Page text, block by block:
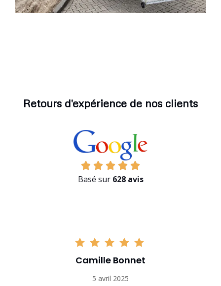
Retours d'expérience de nos clients
Basé sur 628 avis
Camille Bonnet
5 avril 2025